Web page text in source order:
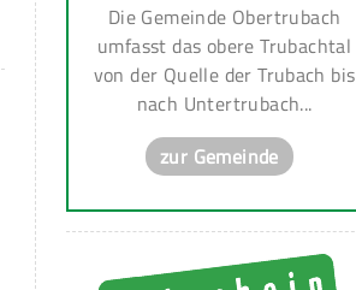
Die Gemeinde Obertrubach
umfasst das obere Trubachtal
von der Quelle der Trubach bis
nach Untertrubach...
zur Gemeinde